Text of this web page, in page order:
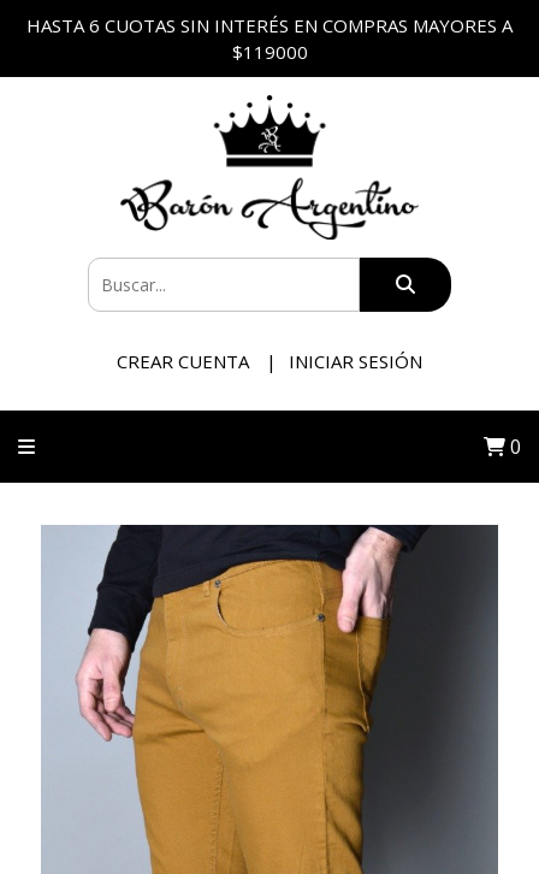
HASTA 6 CUOTAS SIN INTERÉS EN COMPRAS MAYORES A
$119000
CREAR CUENTA INICIAR SESIÓN
0